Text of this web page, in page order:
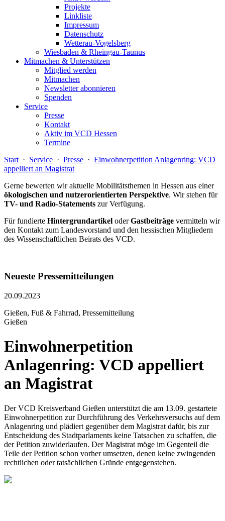
Projekte
Linkliste
Impressum
Datenschutz
Wetterau-Vogelsberg
Wiesbaden & Rheingau-Taunus
Mitmachen & Unterstützen
Mitglied werden
Mitmachen
Newsletter abonnieren
Spenden
Service
Presse
Kontakt
Aktiv im VCD Hessen
Termine
Start · Service · Presse · Einwohnerpetition Anlagenring: VCD
appelliert an Magistrat
Gerne bewerten wir aktuelle Mobilitätsthemen in Hessen aus einer
ökologischen und nutzerorientierten Perspektive. Wir stehen für
TV- und Radio-Statements zur Verfügung.
Für fundierte Hintergrundartikel oderGastbeiträge vermitteln wir
den Kontakt zum Landesvorstand und den hessischen Mitgliedern
des Wissenschaftlichen Beirats des VCD.
Neueste Pressemitteilungen
20.09.2023
Gießen, Fuß & Fahrrad, Pressemitteilung
Gießen
Einwohnerpetition
Anlagenring: VCD appelliert
an Magistrat
Der VCD Kreisverband Gießen unterstützt die am 13.09. gestartete
Einwohnerpetition zur Durchführung des Verkehrsversuchs auf dem
Anlagenring und plädiert gegenüber dem Magistrat dafür, bis zur
Entscheidung des Stadtparlaments keine Tatsachen zu schaffen, die
der Petition zuwiderlaufen. Der Magistrat möge im Gegenteil die
Teile der Petition schon vorher umsetzen, denen keine zwingenden
rechtlichen oder tatsächlichen Gründe entgegenstehen.